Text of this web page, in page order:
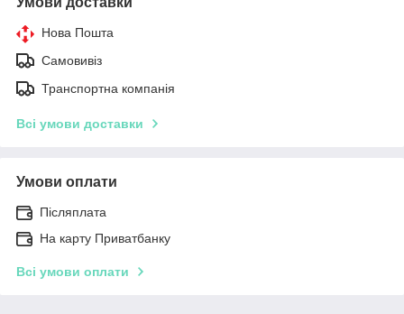
Нова Пошта
Самовивіз
Транспортна компанія
Всі умови доставки
Умови оплати
Післяплата
На карту Приватбанку
Всі умови оплати